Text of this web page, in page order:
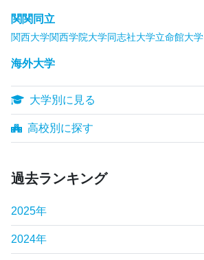
関関同立
関西大学関西学院大学同志社大学立命館大学
海外大学
大学別に見る
高校別に探す
過去ランキング
2025年
2024年